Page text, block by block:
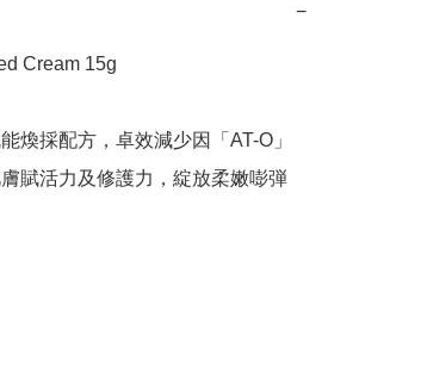
−
Cream 15g
煥採配方，卓效減少因「AT-O」
賦活力及修護力，綻放柔嫩嘭弾